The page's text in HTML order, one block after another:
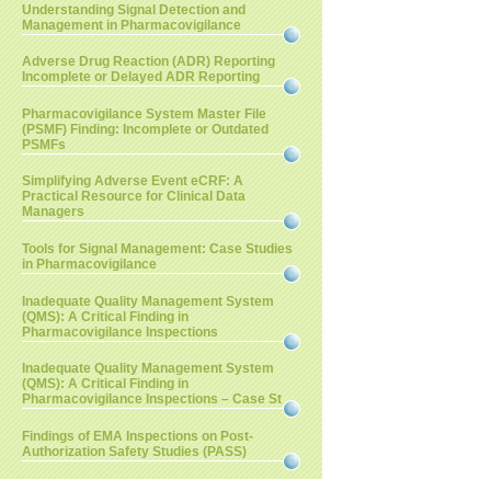
Understanding Signal Detection and
Management in Pharmacovigilance
Adverse Drug Reaction (ADR) Reporting
Incomplete or Delayed ADR Reporting
Pharmacovigilance System Master File
(PSMF) Finding: Incomplete or Outdated
PSMFs
Simplifying Adverse Event eCRF: A
Practical Resource for Clinical Data
Managers
Tools for Signal Management: Case Studies
in Pharmacovigilance
Inadequate Quality Management System
(QMS): A Critical Finding in
Pharmacovigilance Inspections
Inadequate Quality Management System
(QMS): A Critical Finding in
Pharmacovigilance Inspections – Case St
Findings of EMA Inspections on Post-
Authorization Safety Studies (PASS)